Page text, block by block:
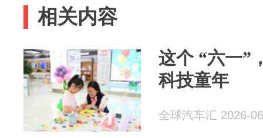
相关内容
这个 “六一”
科技童年
全球汽车汇 2026-